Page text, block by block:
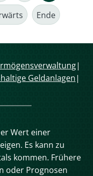
Ende
Geldanlagen
Wert einer
Es kann zu
kommen. Frühere
oder Prognosen